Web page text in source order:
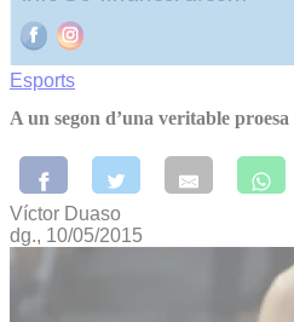
Esports
A un segon d’una veritable proesa
Víctor Duaso
dg., 10/05/2015